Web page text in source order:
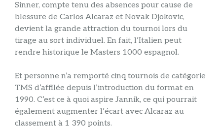
Sinner, compte tenu des absences pour cause de
blessure de Carlos Alcaraz et Novak Djokovic,
devient la grande attraction du tournoi lors du
tirage au sort individuel. En fait, l’Italien peut
rendre historique le Masters 1000 espagnol.
Et personne n’a remporté cinq tournois de catégorie
TMS d’affilée depuis l’introduction du format en
1990. C’est ce à quoi aspire Jannik, ce qui pourrait
également augmenter l’écart avec Alcaraz au
classement à 1 390 points.